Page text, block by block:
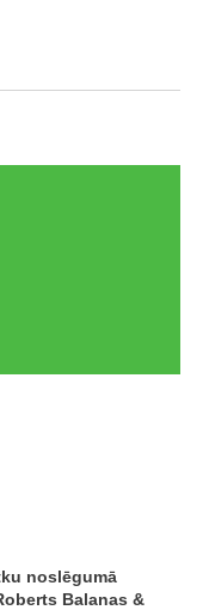
noslēgumā
Balanas &